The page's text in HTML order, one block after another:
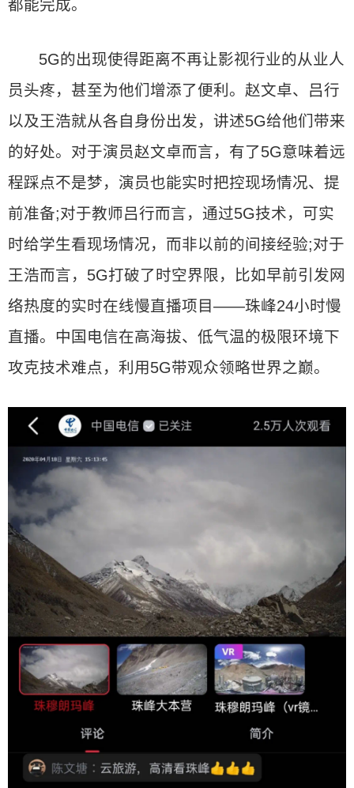
都能完成。
5G的出现使得距离不再让影视行业的从业人
员头疼，甚至为他们增添了便利。赵文卓、吕行
以及王浩就从各自身份出发，讲述5G给他们带来
的好处。对于演员赵文卓而言，有了5G意味着远
程踩点不是梦，演员也能实时把控现场情况、提
前准备;对于教师吕行而言，通过5G技术，可实
时给学生看现场情况，而非以前的间接经验;对于
王浩而言，5G打破了时空界限，比如早前引发网
络热度的实时在线慢直播项目——珠峰24小时慢
直播。中国电信在高海拔、低气温的极限环境下
攻克技术难点，利用5G带观众领略世界之巅。